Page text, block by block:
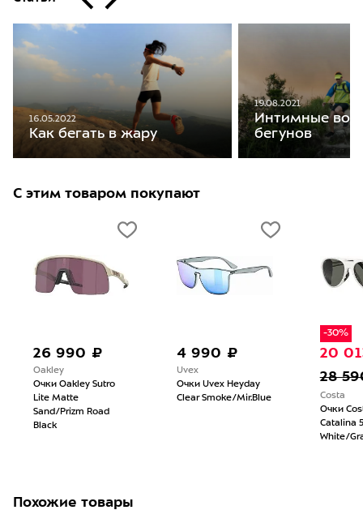
16.05.2022
Как бегать в жару
19.08.2021
Интимные
бегунов
С этим товаром покупают
26 990 ₽
Oakley
Очки Oakley Sutro
Lite Matte
Sand/Prizm Road
Black
4 990 ₽
Uvex
Очки Uvex Heyday
Clear Smoke/Mir.Blue
-30%
20
28
Costa
Очки
Catalina
White/
Похожие товары